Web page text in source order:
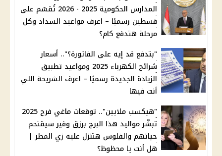
المدارس الحكومية 2025 - 2026 تُقسّم على
قسطين رسميًا – اعرف مواعيد السداد وكل
مرحلة هتدفع كام؟
"بتدفع قد إيه على الفاتورة؟".. أسعار
شرائح الكهرباء 2025 ومواعيد تطبيق
الزيادة الجديدة رسميًا – اعرف الشريحة اللي
أنت فيها
"هيكسب ملايين".. توقعات ماغي فرح 2025
تبشّر مواليد هذا البرج برزق وفير سيقتحم
حياتهم والفلوس هتنزل عليه زي المطر |
هل أنت يا محظوظ؟